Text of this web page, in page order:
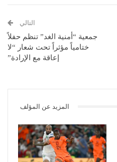
التالي
جمعية “أمنية الغد” تنظم حفلاً
ختامياً مؤثراً تحت شعار “لا
إعاقة مع الإرادة”
المزيد عن المؤلف